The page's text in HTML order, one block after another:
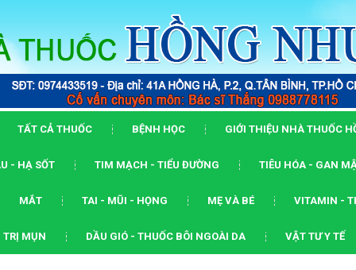
TẤT CẢ THUỐC BỆNH HỌC GIỚI THIỆU NHÀ THUỐC
- HẠ SỐT TIM MẠCH - TIỂU ĐƯỜNG TIÊU HÓA - GAN
MẮT TAI - MŨI - HỌNG MẸ VÀ BÉ VITAMIN -
MỤN DẦU GIÓ - THUỐC BÔI NGOÀI DA VẬT TƯ Y TẾ